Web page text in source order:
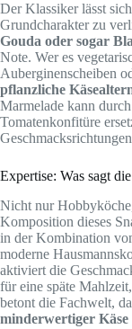
Der Klassiker lässt
Grundcharakter zu
Gouda oder sogar
Note. Wer es
Auberginenscheiben
pflanzliche
Marmelade kann
Tomatenkonfitüre
Expertise: Was sagt
Nicht nur
Komposition dieses
in der Kombination
moderne
aktiviert die
für eine späte
betont die Fachwelt,
minderwertiger Käse